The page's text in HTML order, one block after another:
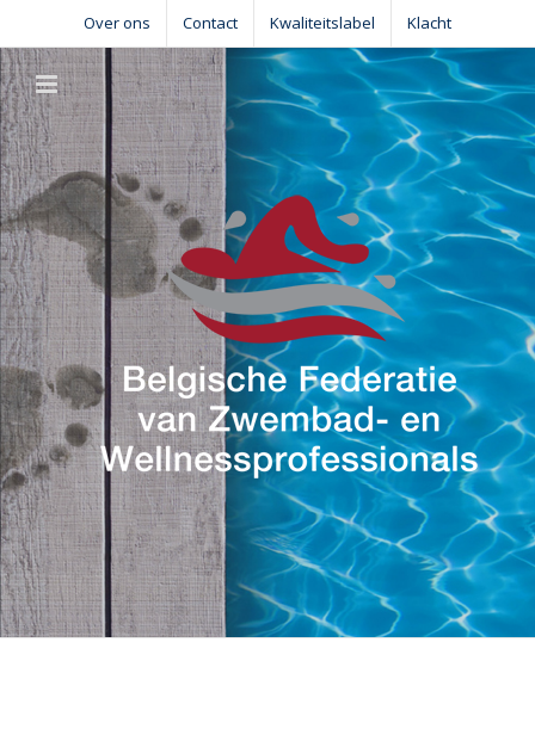
content
Over ons Contact Kwaliteitslabel Klacht